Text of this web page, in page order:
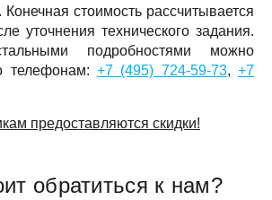
Конечная стоимость рассчитывается
уточнения технического задания.
подробностями можно
телефонам: +7 (495) 724-59-73,+7
предоставляются скидки!
обратиться к нам?